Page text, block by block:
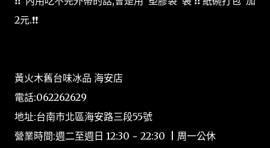
2元.❗❗
黃火木舊台味冰品 海安店
電話:062262629
地址:台南市北區海安路三段55號
營業時間:週二至週日 12:30 ~ 22:30 | 周一公休